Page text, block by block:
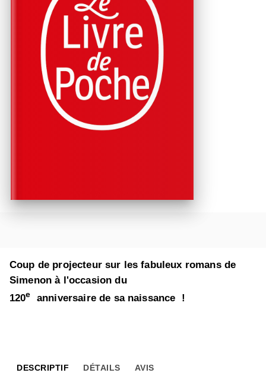
Coup de projecteur sur les fabuleux romans de
Simenon à l'occasion du
120e anniversaire de sa naissance !
DESCRIPTIF DÉTAILS AVIS